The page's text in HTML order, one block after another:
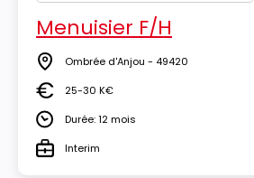
Menuisier F/H
Lieu Ombrée d'Anjou - 49420
Salaire25-30 K€
DuréeDurée: 12 mois
TypeInterim